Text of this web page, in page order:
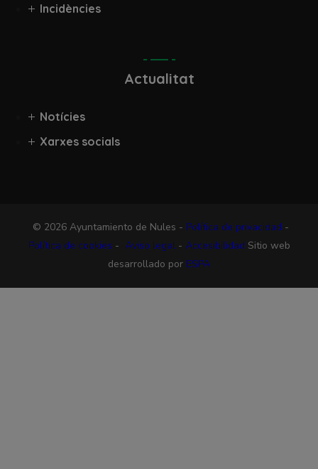
Incidències
Actualitat
Notícies
Xarxes socials
© 2026 Ayuntamiento de Nules - Política de privacidad -
Política de cookies - Aviso legal- Accesibilidad Sitio web
desarrollado por ESPA